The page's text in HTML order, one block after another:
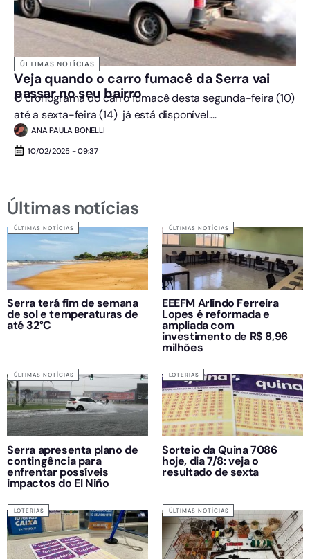
ÚLTIMAS NOTÍCIAS
Veja quando o carro fumacê da Serra vai
passar no seu bairro
O cronograma do carro fumacê desta segunda-feira (10)
até a sexta-feira (14) já está disponível....
ANA PAULA BONELLI
10/02/2025 - 09:37
Últimas notícias
ÚLTIMAS NOTÍCIAS
Serra terá fim de semana
de sol e temperaturas de
até 32°C
ÚLTIMAS NOTÍCIAS
EEEFM Arlindo Ferreira
Lopes é reformada e
ampliada com
investimento de R$ 8,96
milhões
ÚLTIMAS NOTÍCIAS
Serra apresenta plano de
contingência para
enfrentar possíveis
impactos do El Niño
LOTERIAS
Sorteio da Quina 7086
hoje, dia 7/8: veja o
resultado de sexta
LOTERIAS ÚLTIMAS NOTÍCIAS